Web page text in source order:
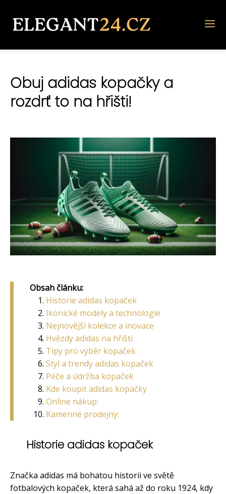
Obuj adidas kopačky a
rozdrť to na hřišti!
Obsah článku:
Historie adidas kopaček
Ikonické modely a technologie
Nejnovější kolekce a inovace
Hvězdy adidas na hřišti
Tipy pro výběr kopaček
Styl a trendy adidas kopaček
Péče a údržba kopaček
Kde koupit adidas kopačky
Online nákup:
Kamenné prodejny:
Historie adidas kopaček
Značka adidas má bohatou historii ve světě
fotbalových kopaček, která sahá až do roku 1924, kdy